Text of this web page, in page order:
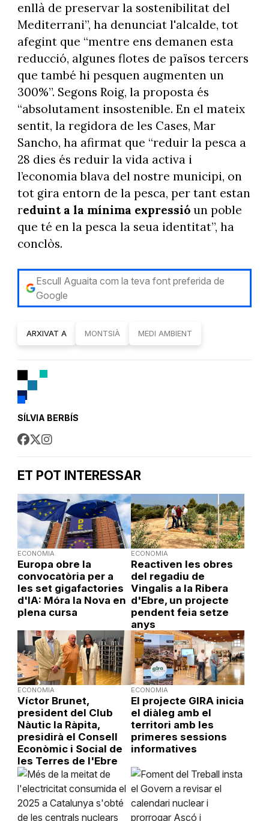
enllà de preservar la sostenibilitat del
Mediterrani”, ha denunciat l'alcalde, tot
afegint que “mentre ens demanen esta
reducció, algunes flotes de països tercers
que també hi pesquen augmenten un
300%”. Segons Roig, la proposta és
“absolutament insostenible. En el mateix
sentit, la regidora de les Cases, Mar
Sancho, ha afirmat que “reduir la pesca a
28 dies és reduir la vida activa i
l’economia blava del nostre municipi, on
tot gira entorn de la pesca, per tant estan
reduint a la mínima expressióun poble
que té en la pesca la seua identitat”, ha
conclòs.
Escull Aguaita com la teva font preferida de
Google
ARXIVAT A MONTSIÀ MEDI AMBIENT
SÍLVIA BERBÍS
ET POT INTERESSAR
ECONOMIA
Europa obre la
convocatòria per a
les set gigafactories
d'IA: Móra la Nova en
plena cursa
ECONOMIA
Reactiven les obres
del regadiu de
Vingalis a la Ribera
d'Ebre, un projecte
pendent feia setze
anys
ECONOMIA
Víctor Brunet,
president del Club
Nàutic la Ràpita,
presidirà el Consell
Econòmic i Social de
les Terres de l'Ebre
ECONOMIA
El projecte GIRA inicia
el diàleg amb el
territori amb les
primeres sessions
informatives